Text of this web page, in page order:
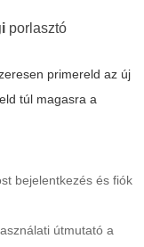
porlasztó
primereld az új
túl magasra a
bejelentkezés és fiók
útmutató a